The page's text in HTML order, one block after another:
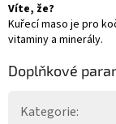
Víte, že?
Kuřecí maso je pro
vitaminy a minerály.
Doplňkové
Kategorie: